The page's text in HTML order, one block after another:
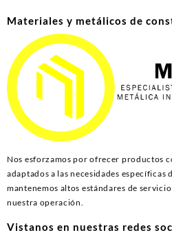
Materiales y metálicos de
Nos esforzamos por ofrecer productos
adaptados a las necesidades específicas
mantenemos altos estándares de
nuestra operación.
Vistanos en nuestras redes